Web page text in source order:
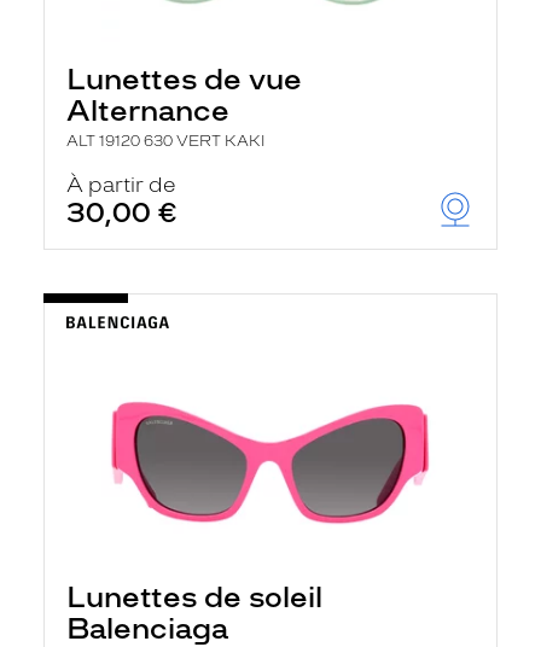
Lunettes de vue
Alternance
ALT 19120 630 VERT KAKI
À partir de
30,00 €
Lunettes de soleil
Balenciaga